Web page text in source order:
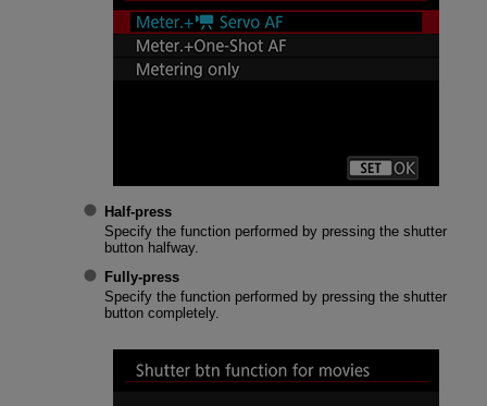
Half-press
Specify the function performed by pressing the shutter
button halfway.
Fully-press
Specify the function performed by pressing the shutter
button completely.